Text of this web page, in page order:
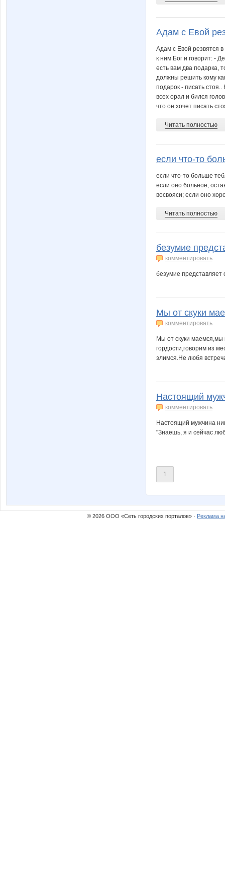
Адам с Евой
Адам с Евой резвятся в
к ним Бог и говорит: -
есть вам два подарка,
должны решить кому
подарок - писать
всех орал и бился
что он хочет писать
Читать полностью
если что-то
если что-то больше
если оно больное,
восвояси; если оно
Читать полностью
безумие
комментировать
безумие представляет
Мы от скуки
комментировать
Мы от скуки
гордости,говорим из
злимся.Не любя
Настоящий
комментировать
Настоящий мужчина
"Знаешь, я и сейчас
1
© 2026 ООО «Сеть городских порталов» · Реклама